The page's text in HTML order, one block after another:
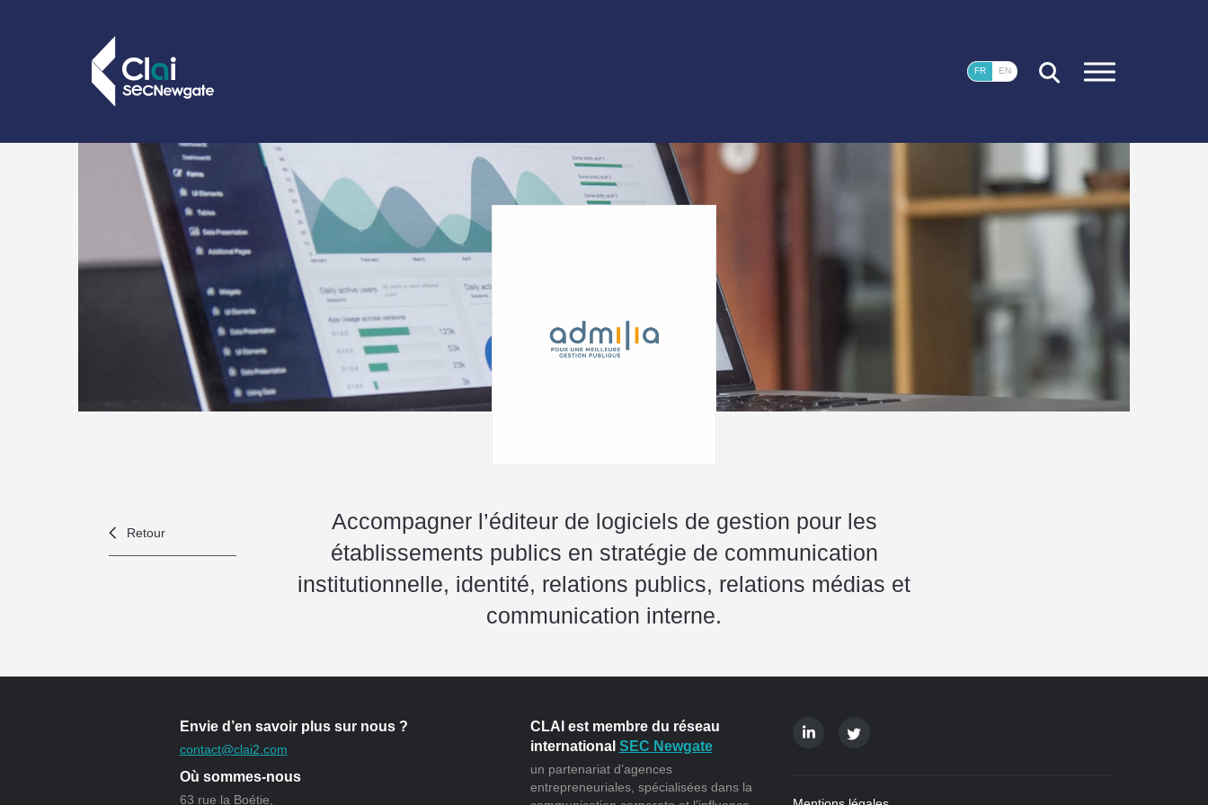
FR EN
Retour
Accompagner l’éditeur de logiciels de gestion pour les
établissements publics en stratégie de communication
institutionnelle, identité, relations publics, relations médias et
communication interne.
Envie d’en savoir plus sur nous ?
contact@clai2.com
Où sommes-nous
63 rue la Boétie,
CLAI est membre du réseau
international SEC Newgate
un partenariat d’agences
entrepreneuriales, spécialisées dans la